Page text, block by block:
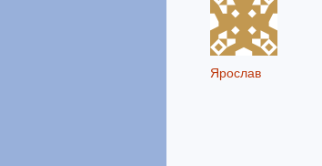
Ярослав